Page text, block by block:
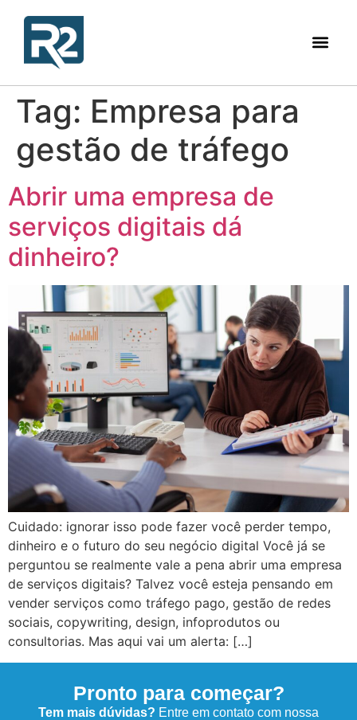
Tag: Empresa para
gestão de tráfego
Abrir uma empresa de
serviços digitais dá
dinheiro?
Cuidado: ignorar isso pode fazer você perder tempo,
dinheiro e o futuro do seu negócio digital Você já se
perguntou se realmente vale a pena abrir uma empresa
de serviços digitais? Talvez você esteja pensando em
vender serviços como tráfego pago, gestão de redes
sociais, copywriting, design, infoprodutos ou
consultorias. Mas aqui vai um alerta: […]
Pronto para começar?
Tem mais dúvidas? Entre em contato com nossa